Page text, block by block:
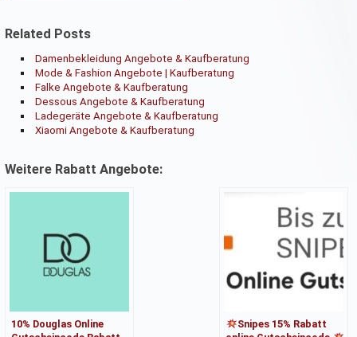
Related Posts
Damenbekleidung Angebote & Kaufberatung
Mode & Fashion Angebote | Kaufberatung
Falke Angebote & Kaufberatung
Dessous Angebote & Kaufberatung
Ladegeräte Angebote & Kaufberatung
Xiaomi Angebote & Kaufberatung
Weitere Rabatt Angebote:
10% Douglas Online
Snipes 15% Rabatt